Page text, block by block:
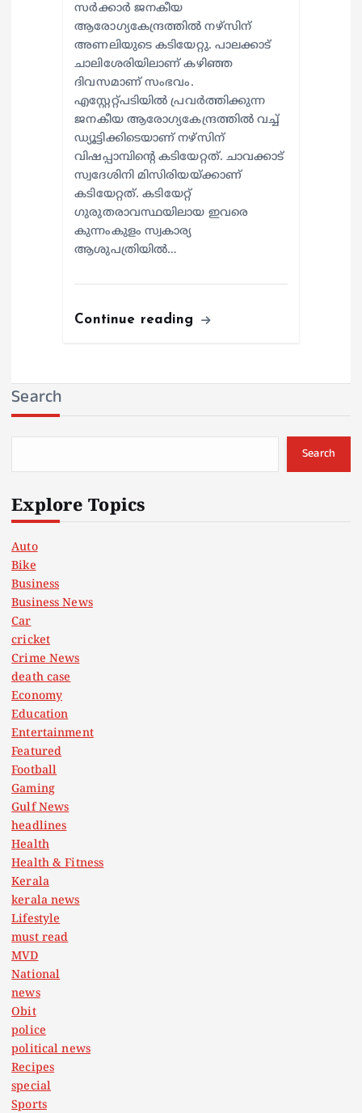
സര്‍ക്കാര്‍ ജനകീയ
ആരോഗ്യകേന്ദ്രത്തില്‍ നഴ്സിന്
അണലിയുടെ കടിയേറ്റു. പാലക്കാട്
ചാലിശേരിയിലാണ് കഴിഞ്ഞ
ദിവസമാണ് സംഭവം.
എസ്റ്റേറ്റ്പടിയില്‍ പ്രവര്‍ത്തിക്കുന്ന
ജനകീയ ആരോഗ്യകേന്ദ്രത്തില്‍ വച്ച്
ഡ്യൂട്ടിക്കിടെയാണ് നഴ്സിന്
വിഷപ്പാമ്പിന്റെ കടിയേറ്റത്. ചാവക്കാട്
സ്വദേശിനി മിസിരിയയ്ക്കാണ്
കടിയേറ്റത്. കടിയേറ്റ്
ഗുരുതരാവസ്ഥയിലായ ഇവരെ
കുന്നംകുളം സ്വകാര്യ
ആശുപത്രിയില്‍…
Continue reading
Search
Search
Explore Topics
Auto
Bike
Business
Business News
Car
cricket
Crime News
death case
Economy
Education
Entertainment
Featured
Football
Gaming
Gulf News
headlines
Health
Health & Fitness
Kerala
kerala news
Lifestyle
must read
MVD
National
news
Obit
police
political news
Recipes
special
Sports